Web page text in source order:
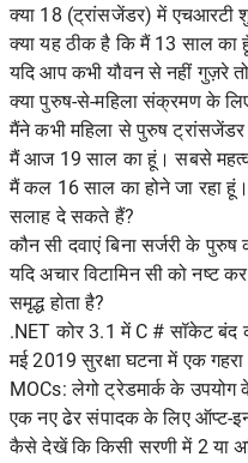
क्या 18 (ट्रांसजेंडर) में एचआरटी
क्या यह ठीक है कि मैं 13 साल का
यदि आप कभी यौवन से नहीं गुज़रे तो
क्या पुरुष-से-महिला संक्रमण के
मैंने कभी महिला से पुरुष ट्रांसजेंडर
मैं आज 19 साल का हूं। सबसे
मैं कल 16 साल का होने जा रहा
सलाह दे सकते हैं?
कौन सी दवाएं बिना सर्जरी के
यदि अचार विटामिन सी को नष्ट
समृद्ध होता है?
.NET कोर 3.1 में C # सॉकेट बंद
मई 2019 सुरक्षा घटना में एक गहरा
MOCs: लेगो ट्रेडमार्क के उपयोग
एक नए ढेर संपादक के लिए ऑप्ट-
कैसे देखें कि किसी सरणी में 2 या